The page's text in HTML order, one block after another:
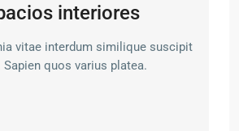
interiores
vitae interdum similique suscipit
Sapien quos varius platea.